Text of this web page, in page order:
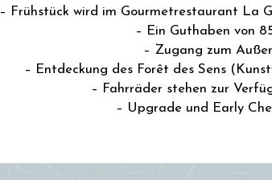
– Frühstück wird im Gourmetrestaurant La
– Ein Guthaben von
– Zugang zum
– Entdeckung des Forêt des Sens
– Fahrräder stehen zur
– Upgrade und Early